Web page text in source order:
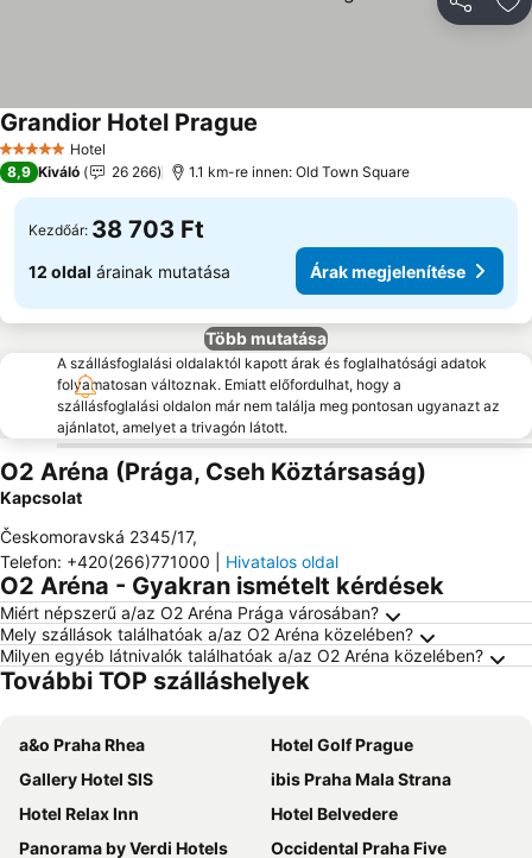
5 KategóriaHotel
Grandior Hotel Prague
8,9 Kiváló 26 266 1.1 km-re innen: Old Town Square
Kezdőár: 38 703 Ft
12 oldal árainak mutatása Árak megjelenítése
Több mutatása
A szállásfoglalási oldalaktól kapott árak és foglalhatósági adatok
folyamatosan változnak. Emiatt előfordulhat, hogy a
szállásfoglalási oldalon már nem találja meg pontosan ugyanazt az
ajánlatot, amelyet a trivagón látott.
O2 Aréna (Prága, Cseh Köztársaság)
Kapcsolat
Českomoravská 2345/17,
Telefon: +420(266)771000 Hivatalos oldal
O2 Aréna - Gyakran ismételt kérdések
Miért népszerű a/az O2 Aréna Prága városában?
Mely szállások találhatóak a/az O2 Aréna közelében?
Milyen egyéb látnivalók találhatóak a/az O2 Aréna közelében?
További TOP szálláshelyek
a&o Praha Rhea
Hotel Golf Prague
Gallery Hotel SIS
ibis Praha Mala Strana
Hotel Relax Inn
Hotel Belvedere
Panorama by Verdi Hotels
Occidental Praha Five